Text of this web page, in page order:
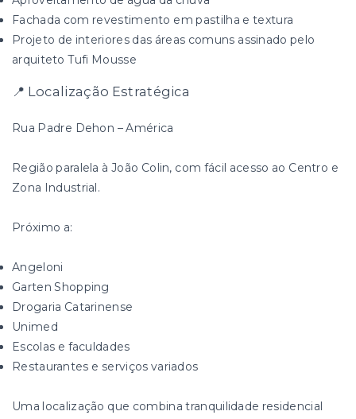
Fachada com revestimento em pastilha e textura
Projeto de interiores das áreas comuns assinado pelo
arquiteto Tufi Mousse
📍 Localização Estratégica
Rua Padre Dehon – América
Região paralela à João Colin, com fácil acesso ao Centro e
Zona Industrial.
Próximo a:
Angeloni
Garten Shopping
Drogaria Catarinense
Unimed
Escolas e faculdades
Restaurantes e serviços variados
Uma localização que combina tranquilidade residencial